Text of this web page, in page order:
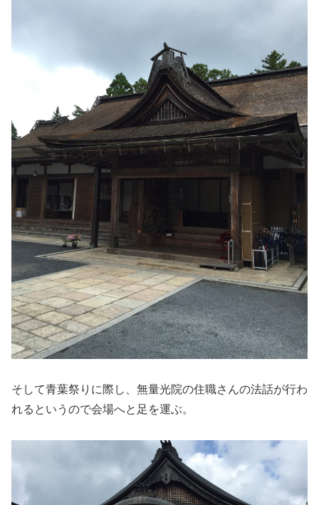
そして青葉祭りに際し、無量光院の住職さんの法話が行わ
れるというので会場へと足を運ぶ。